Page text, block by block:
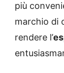
più
marchio di
rendere l’